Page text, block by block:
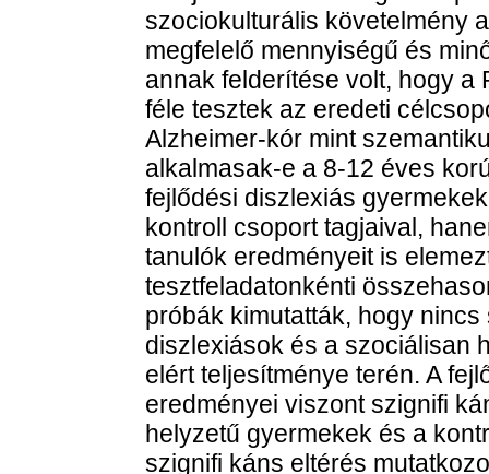
szociokulturális követelmény
megfelelő mennyiségű és
annak felderítése volt, hogy a
féle tesztek az eredeti
Alzheimer-kór mint
alkalmasak-e a 8-12 éves
fejlődési diszlexiás
kontroll csoport tagjaival,
tanulók eredményeit is
tesztfeladatonkénti
próbák kimutatták, hogy
diszlexiások és a szociálisan
elért teljesítménye terén. A
eredményei viszont szignifi
helyzetű gyermekek és a
szignifi káns eltérés